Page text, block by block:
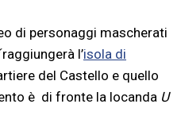
di personaggi mascherati
raggiungerà l’isola di
del Castello e quello
è di fronte la locanda U